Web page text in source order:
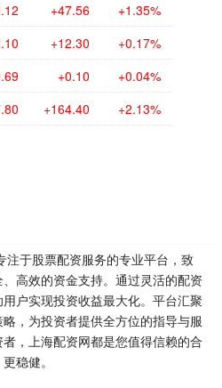
+47.56 +1.35%
+12.30 +0.17%
+0.10 +0.04%
+164.40 +2.13%
注于股票配资服务的专业平台，致
高效的资金支持。通过灵活的配资
户实现投资收益最大化。平台汇聚
，为投资者提供全方位的指导与服
，上海配资网都是您值得信赖的合
稳健。